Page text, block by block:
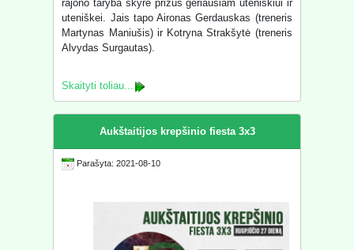
rajono taryba skyrė prizus geriausiam uteniškiui ir
uteniškei. Jais tapo Aironas Gerdauskas (treneris
Martynas Maniušis) ir Kotryna Strakšytė (treneris
Alvydas Surgautas).
Skaityti toliau...
Aukštaitijos krepšinio fiesta 3x3
Parašyta: 2021-08-10